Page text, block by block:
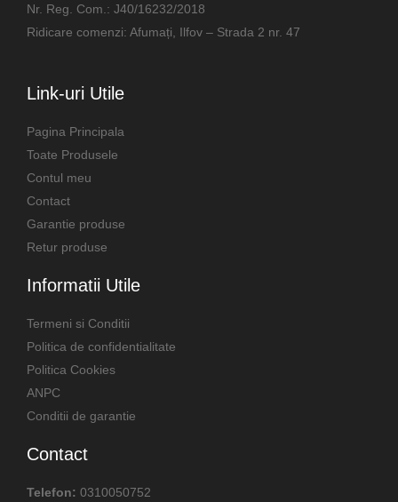
Nr. Reg. Com.: J40/16232/2018
Ridicare comenzi: Afumați, Ilfov – Strada 2 nr. 47
Link-uri Utile
Pagina Principala
Toate Produsele
Contul meu
Contact
Garantie produse
Retur produse
Informatii Utile
Termeni si Conditii
Politica de confidentialitate
Politica Cookies
ANPC
Conditii de garantie
Contact
Telefon: 0310050752